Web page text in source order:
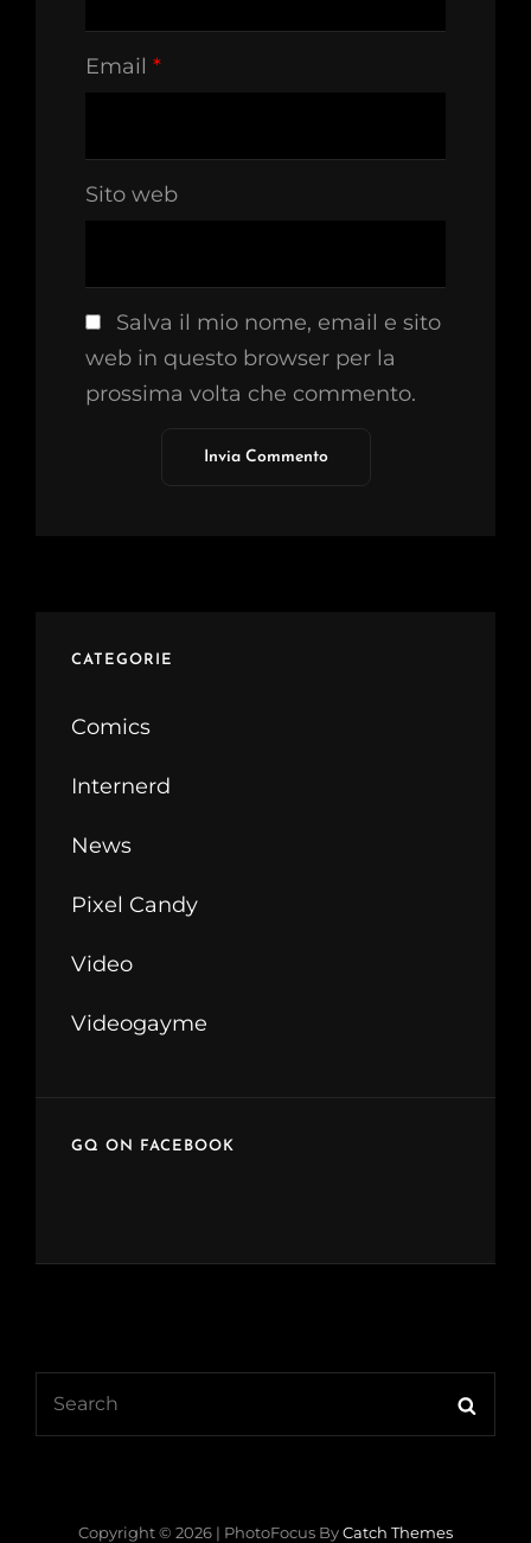
Email *
Sito web
Salva il mio nome, email e sito
web in questo browser per la
prossima volta che commento.
CATEGORIE
Comics
Internerd
News
Pixel Candy
Video
Videogayme
GQ ON FACEBOOK
Copyright © 2026 | PhotoFocus ByCatch Themes